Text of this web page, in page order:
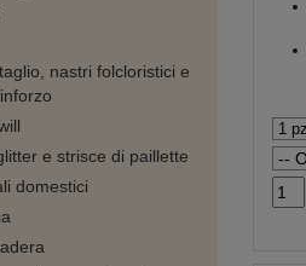
nastri folcloristici e
e strisce di paillette
domestici